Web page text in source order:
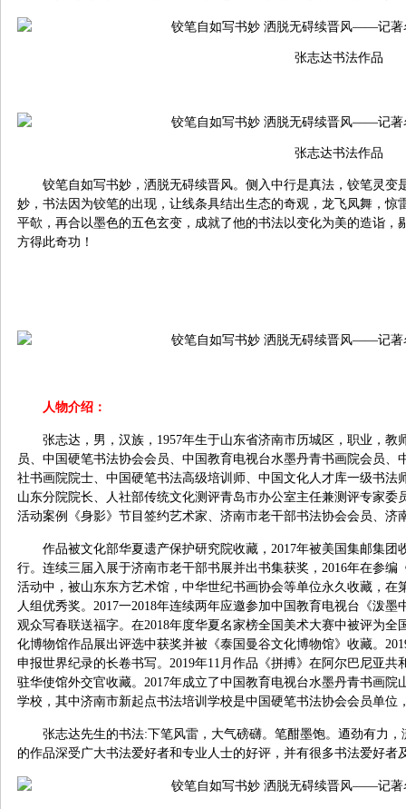
张志达书法作品
张志达书法作品
铰笔自如写书妙，洒脱无碍续晋风。侧入中行是真法，铰笔灵变
妙，书法因为铰笔的出现，让线条具结出生态的奇观，龙飞凤舞，惊
平欹，再合以墨色的五色玄变，成就了他的书法以变化为美的造诣，
方得此奇功！
人物介绍：
张志达，男，汉族，1957年生于山东省济南市历城区，职业，教
员、中国硬笔书法协会会员、中国教育电视台水墨丹青书画院会员、
社书画院院士、中国硬笔书法高级培训师、中国文化人才库一级书法
山东分院院长、人社部传统文化测评青岛市办公室主任兼测评专家委
活动案例《身影》节目签约艺术家、济南市老干部书法协会会员、济
作品被文化部华夏遗产保护研究院收藏，2017年被美国集邮集团
行。连续三届入展于济南市老干部书展并出书集获奖，2016年在参编
活动中，被山东东方艺术馆，中华世纪书画协会等单位永久收藏，在
人组优秀奖。2017一2018年连续两年应邀参加中国教育电视台《泼
观众写春联送福字。在2018年度华夏名家榜全国美术大赛中被评为全
化博物馆作品展出评选中获奖并被《泰国曼谷文化博物馆》收藏。
申报世界纪录的长卷书写。2019年11月作品《拼搏》在阿尔巴尼亚
驻华使馆外交官收藏。2017年成立了中国教育电视台水墨丹青书画院
学校，其中济南市新起点书法培训学校是中国硬笔书法协会会员单位
张志达先生的书法:下笔风雷，大气磅礴。笔酣墨饱。逎劲有力
的作品深受广大书法爱好者和专业人士的好评，并有很多书法爱好者